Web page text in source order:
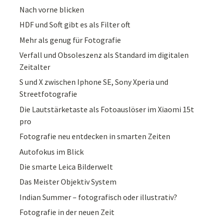
Nach vorne blicken
HDF und Soft gibt es als Filter oft
Mehr als genug für Fotografie
Verfall und Obsoleszenz als Standard im digitalen
Zeitalter
S und X zwischen Iphone SE, Sony Xperia und
Streetfotografie
Die Lautstärketaste als Fotoauslöser im Xiaomi 15t
pro
Fotografie neu entdecken in smarten Zeiten
Autofokus im Blick
Die smarte Leica Bilderwelt
Das Meister Objektiv System
Indian Summer – fotografisch oder illustrativ?
Fotografie in der neuen Zeit